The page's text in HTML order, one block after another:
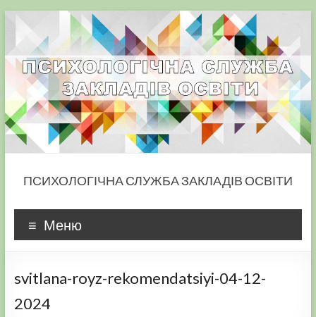
content
ПСИХОЛОГІЧНА СЛУЖБА ЗАКЛАДІВ ОСВІТИ
Меню
svitlana-royz-rekomendatsiyi-04-12-
2024